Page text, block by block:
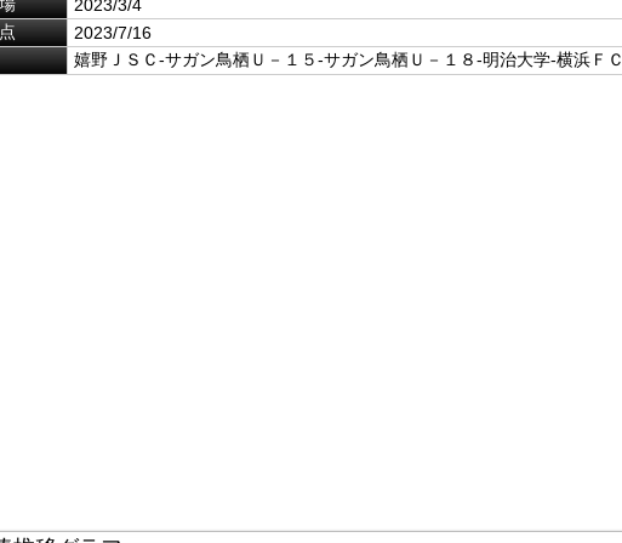
2023/3/4
2023/7/16
嬉野ＪＳＣ-サガン鳥栖Ｕ－１５-サガン鳥栖Ｕ－１８-明治大学-横浜ＦＣ